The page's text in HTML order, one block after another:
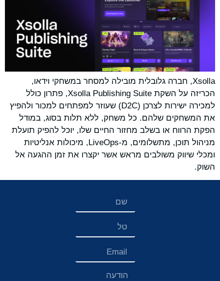
‏Xsolla, חברה גלובלית מובילה למסחר במשחקי וידאו,
הכריזה על השקת Xsolla Publishing Suite, פתרון כולל
למכירה ישירות לצרכן (D2C) שעוזר למפתחים למכור ולהפיץ
את המשחקים שלהם. כל משחק, ללא תלות בסוג, במודל
הפקת הרווח או בשלב מחזור החיים שלו, יוכל להפיק תועלת
מניהול תוכן, מתשלומים, מ-LiveOps, מיכולות אנליטיות
ומכלי שיווק משולבים מראש אשר יקצרו את זמן ההגעה אל
השוק.